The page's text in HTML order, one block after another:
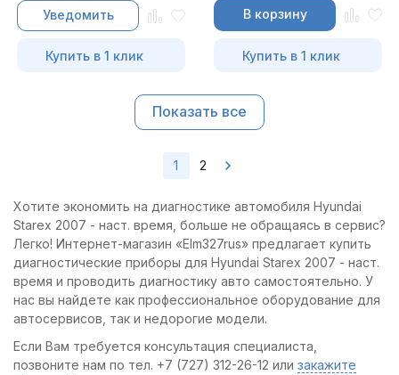
Уведомить
Купить в 1 клик
В корзину
Купить в 1 клик
Показать все
1 2
Хотите экономить на диагностике автомобиля Hyundai
Starex 2007 - наст. время, больше не обращаясь в сервис?
Легко! Интернет-магазин «Elm327rus» предлагает купить
диагностические приборы для Hyundai Starex 2007 - наст.
время и проводить диагностику авто самостоятельно. У
нас вы найдете как профессиональное оборудование для
автосервисов, так и недорогие модели.
Если Вам требуется консультация специалиста,
позвоните нам по тел. +7 (727) 312-26-12 или закажите